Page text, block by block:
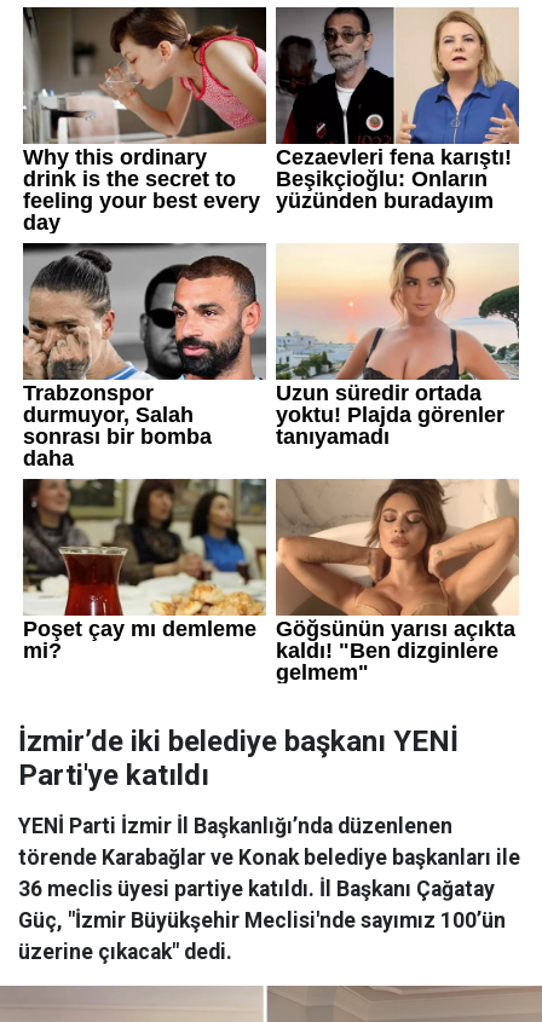
İzmir’de iki belediye başkanı YENİ
Parti'ye katıldı
YENİ Parti İzmir İl Başkanlığı’nda düzenlenen
törende Karabağlar ve Konak belediye başkanları ile
36 meclis üyesi partiye katıldı. İl Başkanı Çağatay
Güç, "İzmir Büyükşehir Meclisi'nde sayımız 100’ün
üzerine çıkacak" dedi.